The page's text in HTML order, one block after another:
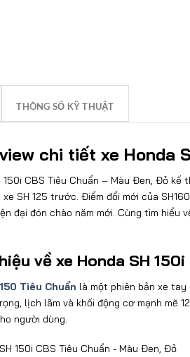
THÔNG SỐ KỸ THUẬT
chi tiết xe Honda
150i CBS Tiêu Chuẩn – Màu Đen, Đỏ
xe SH 125 trước. Điểm đổi mới của
đại đón chào năm mới. Cùng tìm hiểu
về xe Honda SH
Tiêu Chuẩn là một phiên bản xe tay
lịch lãm và khối động cơ mạnh mẽ
người dùng.